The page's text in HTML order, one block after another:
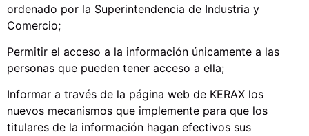
ordenado por la Superintendencia de Industria y
Comercio;
Permitir el acceso a la información únicamente a las
personas que pueden tener acceso a ella;
Informar a través de la página web de KERAX los
nuevos mecanismos que implemente para que los
titulares de la información hagan efectivos sus